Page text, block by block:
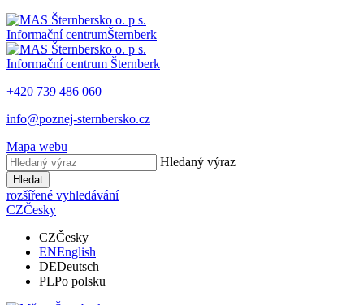
Informační centrumŠternberk
Informační centrum Šternberk
+420 739 486 060
info@poznej-sternbersko.cz
Mapa webu
Hledaný výraz
Hledat
rozšířené vyhledávání
CZČesky
CZČesky
ENEnglish
DEDeutsch
PLPo polsku